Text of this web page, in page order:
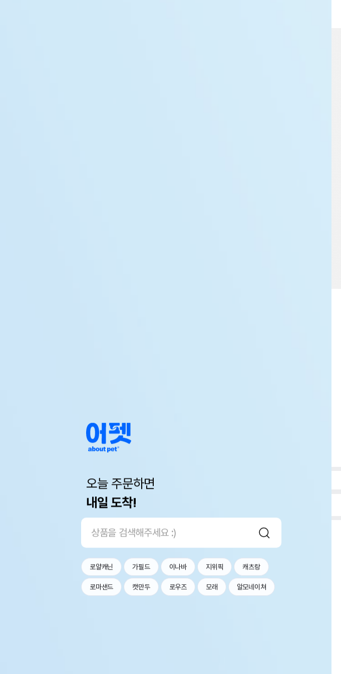
오늘 주문하면
내일 도착!
로얄캐닌 가필드 이나바 지위픽 캐츠랑
로마샌드 캣만두 로우즈 모래 알모네이쳐